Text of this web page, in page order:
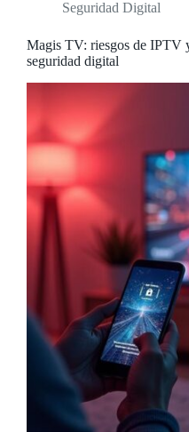
Seguridad Digital
Magis TV: riesgos de IPTV
seguridad digital